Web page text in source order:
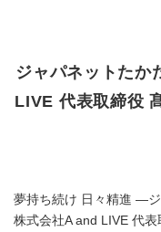
ジャパネットたか
LIVE 代表取締役
夢持ち続け 日々精進 ―
株式会社A and LIVE 代